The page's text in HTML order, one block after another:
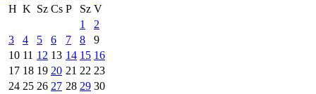
H K Sz Cs P Sz V
1
2
3
4 5 6 7 8
9
10 11 12 13 14 15 16
17 18 19 20 21 22 23
24 25 26 27 28 29 30